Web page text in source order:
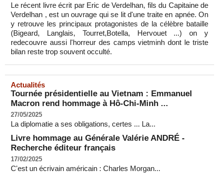
Le récent livre écrit par Eric de Verdelhan, fils du Capitaine de
Verdelhan , est un ouvrage qui se lit d'une traite en apnée. On
y retrouve les principaux protagonistes de la célèbre bataille
(Bigeard, Langlais, Tourret,Botella, Hervouet ...) on y
redecouvre aussi l'horreur des camps vietminh dont le triste
bilan reste trop souvent occulté.
Actualités
Tournée présidentielle au Vietnam : Emmanuel
Macron rend hommage à Hô-Chi-Minh ...
27/05/2025
La diplomatie a ses obligations, certes ... La...
Livre hommage au Générale Valérie ANDRÉ -
Recherche éditeur français
17/02/2025
C'est un écrivain américain : Charles Morgan...